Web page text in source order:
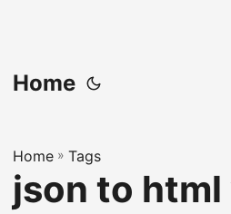
Home
Home » Tags
json to